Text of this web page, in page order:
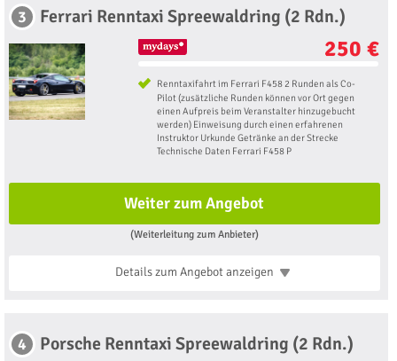
3 Ferrari Renntaxi Spreewaldring (2 Rdn.)
250 €
Renntaxifahrt im Ferrari F458 2 Runden als Co-
Pilot (zusätzliche Runden können vor Ort gegen
einen Aufpreis beim Veranstalter hinzugebucht
werden) Einweisung durch einen erfahrenen
Instruktor Urkunde Getränke an der Strecke
Technische Daten Ferrari F458 P
Weiter zum Angebot
(Weiterleitung zum Anbieter)
Details zum Angebotanzeigen
4 Porsche Renntaxi Spreewaldring (2 Rdn.)